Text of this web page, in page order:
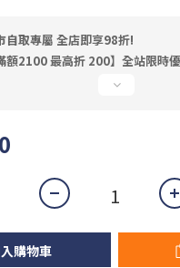
自取專屬 全店即享98折!
額2100 最高折 200】全站限時優
購物車